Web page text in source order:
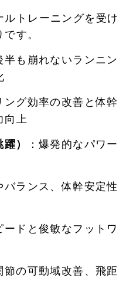
トレーニングを受け
す。
半も崩れないランニン
ング効率の改善と体幹
向上
）
：爆発的なパワー
バランス、体幹安定性
ードと俊敏なフットワ
節の可動域改善、飛距